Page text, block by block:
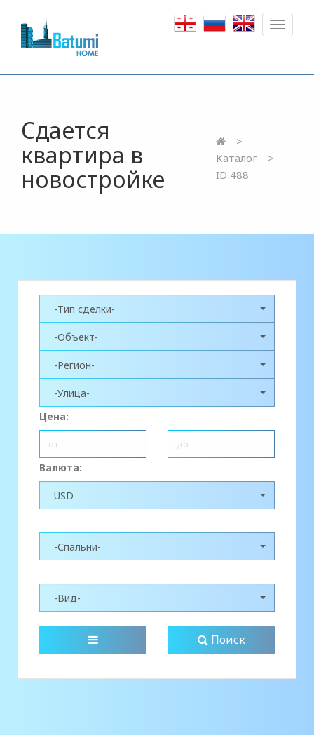
Toggle
Сдается
квартира в
новостройке
Каталог
ID 488
-Тип сделки-
-Объект-
-Регион-
-Улица-
Цена:
Валюта:
USD
-Спальни-
-Вид-
Поиск